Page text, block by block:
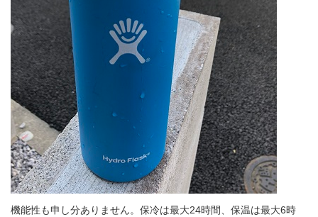
機能性も申し分ありません。保冷は最大24時間、保温は最大6時